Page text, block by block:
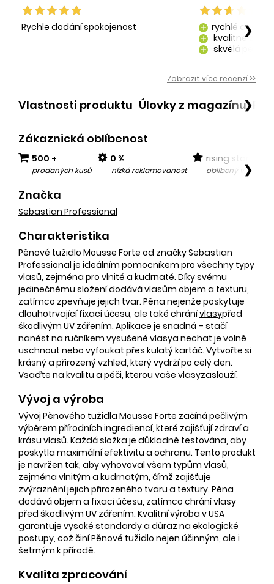
Rychle dodání spokojenost add rychlé dodání
add kvalitně
add skvělá péče o
❯
Zobrazit více recenzí >>
Vlastnosti produktu Úlovky z magazínu❯
Zákaznická oblíbenost
500 +
prodaných kusů
0 %
nízká reklamovanost
rising star
oblíbený v❯
Značka
Sebastian Professional
Charakteristika
Pěnové tužidlo Mousse Forte od značky Sebastian
Professional je ideálním pomocníkem pro všechny typy
vlasů, zejména pro vlnité a kudrnaté. Díky svému
jedinečnému složení dodává vlasům objem a texturu,
zatímco zpevňuje jejich tvar. Pěna nejenže poskytuje
dlouhotrvající fixaci účesu, ale také chránívlasypřed
škodlivým UV zářením. Aplikace je snadná – stačí
nanést na ručníkem vysušené vlasya nechat je volně
uschnout nebo vyfoukat přes kulatý kartáč. Vytvořte si
krásný a přirozený vzhled, který vydrží po celý den.
Vsaďte na kvalitu a péči, kterou vaše vlasyzaslouží.
Vývoj a výroba
Vývoj Pěnového tužidla Mousse Forte začíná pečlivým
výběrem přírodních ingrediencí, které zajišťují zdraví a
krásu vlasů. Každá složka je důkladně testována, aby
poskytla maximální efektivitu a ochranu. Tento produkt
je navržen tak, aby vyhovoval všem typům vlasů,
zejména vlnitým a kudrnatým, čímž zajišťuje
zvýraznění jejich přirozeného tvaru a textury. Pěna
dodává objem a fixaci účesu, zatímco chrání vlasy
před škodlivým UV zářením. Kvalitní výroba v USA
garantuje vysoké standardy a důraz na ekologické
postupy, což činí Pěnové tužidlo nejen účinným, ale i
šetrným k přírodě.
Kvalita zpracování